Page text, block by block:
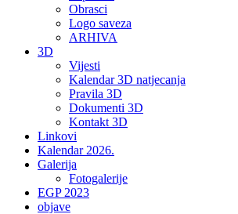
Obrasci
Logo saveza
ARHIVA
3D
Vijesti
Kalendar 3D natjecanja
Pravila 3D
Dokumenti 3D
Kontakt 3D
Linkovi
Kalendar 2026.
Galerija
Fotogalerije
EGP 2023
objave